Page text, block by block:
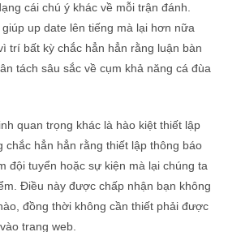
cái chú ý khác về mỗi trận đánh.
up date lên tiếng mà lại hơn nữa
trí bất kỳ chắc hẳn hẳn rằng luận bàn
tách sâu sắc về cụm khả năng cá đùa
quan trọng khác là hào kiệt thiết lập
chắc hẳn hẳn rằng thiết lập thông báo
đội tuyển hoặc sự kiện mà lại chúng ta
Điều này được chấp nhận bạn không
đồng thời không cần thiết phải được
trang web.